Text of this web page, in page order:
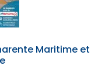
Maritime et